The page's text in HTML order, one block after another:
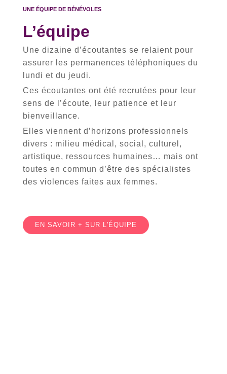
UNE ÉQUIPE DE BÉNÉVOLES
L’équipe
Une dizaine d’écoutantes se relaient pour
assurer les permanences téléphoniques du
lundi et du jeudi.
Ces écoutantes ont été recrutées pour leur
sens de l’écoute, leur patience et leur
bienveillance.
Elles viennent d’horizons professionnels
divers : milieu médical, social, culturel,
artistique, ressources humaines… mais ont
toutes en commun d’être des spécialistes
des violences faites aux femmes.
EN SAVOIR + SUR L'ÉQUIPE